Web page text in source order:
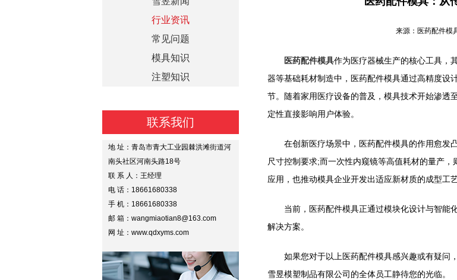
行业资讯
常见问题
模具知识
注塑知识
联系我们
地 址：青岛市青大工业园棘洪滩街道河
南头社区河南头路18号
联 系 人：王经理
电 话：18661680338
手 机：18661680338
邮 箱：wangmiaotian8@163.com
网 址：www.qdxyms.com
来源：医药
医药配件模具作为医疗器械生产的核心工具，
器等基础耗材制造中，医药配件模具通过高精度设
节。随着家用医疗设备的普及，模具技术开始渗透
定性直接影响用户体验。
在创新医疗场景中，医药配件模具的作用愈发
尺寸控制要求;而一次性内窥镜等高值耗材的量产
应用，也推动模具企业开发出适应新材质的成型工艺
当前，医药配件模具正通过模块化设计与智能
解决方案。
如果您对于以上医药配件模具感兴趣或有疑问
雪昱模塑制品有限公司的全体员工静待您的光临。